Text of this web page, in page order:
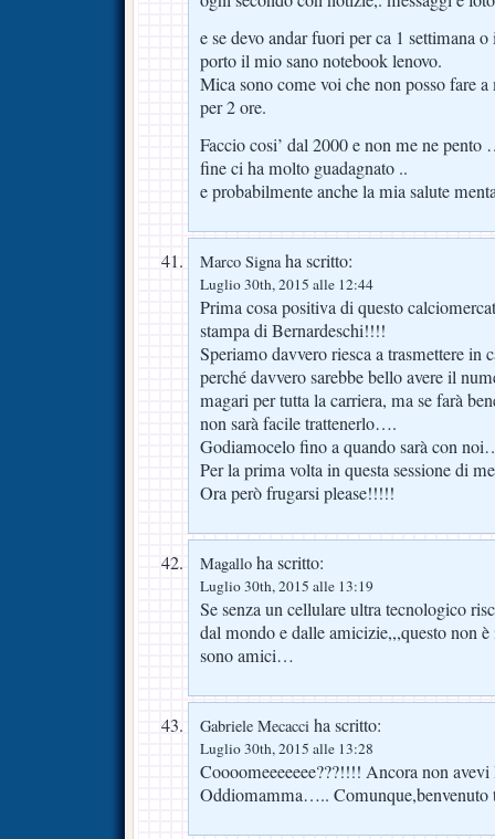
e se devo andar fuori per ca 1 settimana
porto il mio sano notebook lenovo.
Mica sono come voi che non posso fare
per 2 ore.
Faccio cosi’ dal 2000 e non me ne
fine ci ha molto guadagnato ..
e probabilmente anche la mia salute
Marco Signaha scritto:
Luglio 30th, 2015 alle 12:44
Prima cosa positiva di questo
stampa di Bernardeschi!!!!
Speriamo davvero riesca a trasmettere in
perché davvero sarebbe bello avere il
magari per tutta la carriera, ma se farà
non sarà facile trattenerlo….
Godiamocelo fino a quando sarà con
Per la prima volta in questa sessione di
Ora però frugarsi please!!!!!
Magallo ha scritto:
Luglio 30th, 2015 alle 13:19
Se senza un cellulare ultra tecnologico
dal mondo e dalle amicizie,,,questo non
sono amici…
Gabriele Mecacci ha scritto:
Luglio 30th, 2015 alle 13:28
Coooomeeeeeee???!!!! Ancora non avevi
Oddiomamma…..